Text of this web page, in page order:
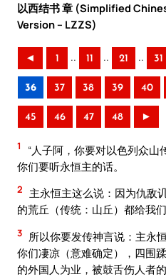
以西结书 章 (Simplified
Version – LZZS)
◄ 1 .. 11 .. 21 .. 31
36 37 38 39 40
45 46 47 48 ►
1
“人子阿，你要对以色列众山
你们要听永恒主的话。
2
主永恒主这么说：因为仇敌
的荒丘（传统：山丘）都给我们
3
所以你要发传神言说：主永
你们凄凉（意难确定），四围
的外国人为业，被鼓舌伤人者